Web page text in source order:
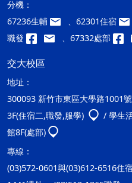
分機：
67236生輔
、62301住宿
職發
、67332處部
交大校區
地址：
300093 新竹市東區大學路1001
3F(住宿二,職發,服學)
/ 學生
館8F(處部)
專線：
(03)572-0601與(03)612-6516住